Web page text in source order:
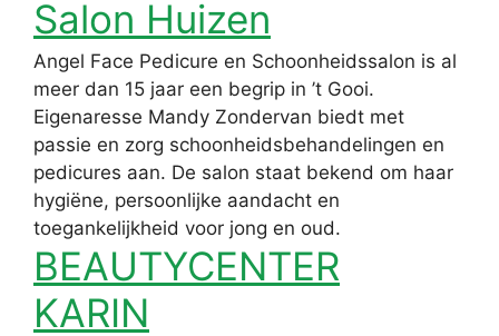
Salon Huizen
Angel Face Pedicure en Schoonheidssalon is al
meer dan 15 jaar een begrip in ’t Gooi.
Eigenaresse Mandy Zondervan biedt met
passie en zorg schoonheidsbehandelingen en
pedicures aan. De salon staat bekend om haar
hygiëne, persoonlijke aandacht en
toegankelijkheid voor jong en oud.
BEAUTYCENTER
KARIN